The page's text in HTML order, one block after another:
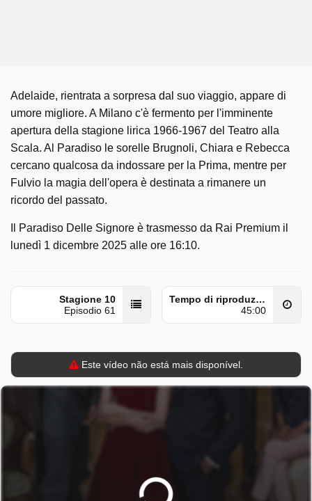
Adelaide, rientrata a sorpresa dal suo viaggio, appare di
umore migliore. A Milano c'è fermento per l'imminente
apertura della stagione lirica 1966-1967 del Teatro alla
Scala. Al Paradiso le sorelle Brugnoli, Chiara e Rebecca
cercano qualcosa da indossare per la Prima, mentre per
Fulvio la magia dell'opera è destinata a rimanere un
ricordo del passato.
Il Paradiso Delle Signore è trasmesso da Rai Premium il
lunedì 1 dicembre 2025 alle ore 16:10.
Stagione 10
Episodio 61
Tempo di riproduzione
45:00
Este vídeo não está mais disponível.